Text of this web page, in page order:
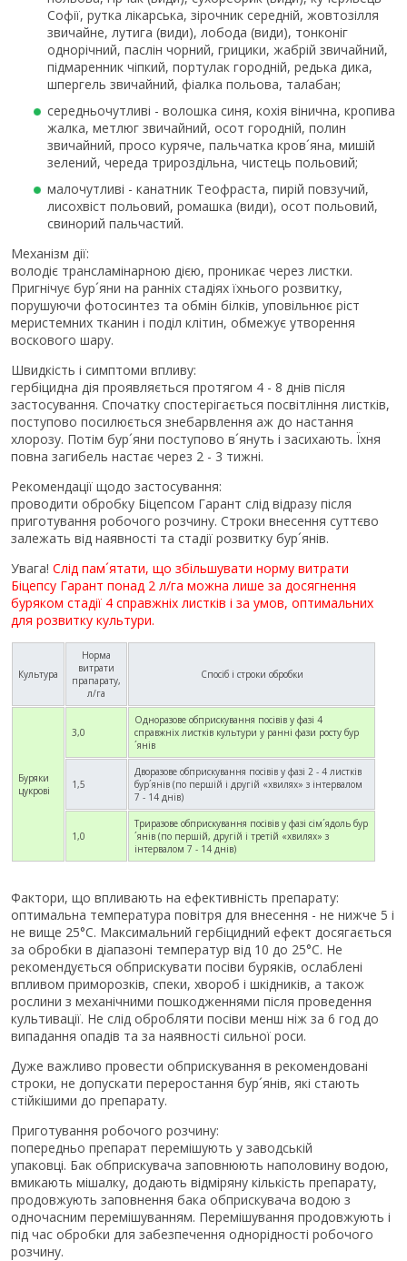
Софії, рутка лікарська, зірочник середній, жовтозілля
звичайне, лутига (види), лобода (види), тонконіг
однорічний, паслін чорний, грицики, жабрій звичайний,
підмаренник чіпкий, портулак городній, редька дика,
шпергель звичайний, фіалка польова, талабан;
середньочутливі - волошка синя, кохія вінична, кропива
жалка, метлюг звичайний, осот городній, полин
звичайний, просо куряче, пальчатка кров´яна, мишій
зелений, череда трироздільна, чистець польовий;
малочутливі - канатник Теофраста, пирій повзучий,
лисохвіст польовий, ромашка (види), осот польовий,
свинорий пальчастий.
Механізм дії:
володіє трансламінарною дією, проникає через листки.
Пригнічує бур´яни на ранніх стадіях їхнього розвитку,
порушуючи фотосинтез та обмін білків, уповільнює ріст
меристемних тканин і поділ клітин, обмежує утворення
воскового шару.
Швидкість і симптоми впливу:
гербіцидна дія проявляється протягом 4 - 8 днів після
застосування. Спочатку спостерігається посвітління листків,
поступово посилюється знебарвлення аж до настання
хлорозу. Потім бур´яни поступово в´януть і засихають. Їхня
повна загибель настає через 2 - 3 тижні.
Рекомендації щодо застосування:
проводити обробку Біцепсом Гарант слід відразу після
приготування робочого розчину. Строки внесення суттєво
залежать від наявності та стадії розвитку бур´янів.
Увага! Слід пам´ятати, що збільшувати норму витрати
Біцепсу Гарант понад 2 л/га можна лише за досягнення
буряком стадії 4 справжніх листків і за умов, оптимальних
для розвитку культури.
Культура
Норма
витрати
прапарату,
л/га
Спосіб і строки обробки
Буряки
цукрові
3,0
Одноразове обприскування посівів у фазі 4
справжніх листків культури у ранні фази росту бур
´янів
1,5
Дворазове обприскування посівів у фазі 2 - 4 листків
бур´янів (по першій і другій «хвилях» з інтервалом
7 - 14 днів)
1,0
Триразове обприскування посівів у фазі сім´ядоль бур
´янів (по першій, другій і третій «хвилях» з
інтервалом 7 - 14 днів)
Фактори, що впливають на ефективність препарату:
оптимальна температура повітря для внесення - не нижче 5 і
не вище 25°С. Максимальний гербіцидний ефект досягається
за обробки в діапазоні температур від 10 до 25°С. Не
рекомендується обприскувати посіви буряків, ослаблені
впливом приморозків, спеки, хвороб і шкідників, а також
рослини з механічними пошкодженнями після проведення
культивації. Не слід обробляти посіви менш ніж за 6 год до
випадання опадів та за наявності сильної роси.
Дуже важливо провести обприскування в рекомендовані
строки, не допускати переростання бур´янів, які стають
стійкішими до препарату.
Приготування робочого розчину:
попередньо препарат перемішують у заводській
упаковці. Бак обприскувача заповнюють наполовину водою,
вмикають мішалку, додають відміряну кількість препарату,
продовжують заповнення бака обприскувача водою з
одночасним перемішуванням. Перемішування продовжують і
під час обробки для забезпечення однорідності робочого
розчину.